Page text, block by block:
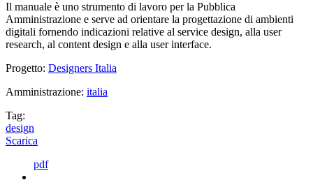
Il manuale è uno strumento di lavoro per la Pubblica
Amministrazione e serve ad orientare la progettazione di ambienti
digitali fornendo indicazioni relative al service design, alla user
research, al content design e alla user interface.
Progetto: Designers Italia
Amministrazione: italia
Tag:
design
Scarica
pdf